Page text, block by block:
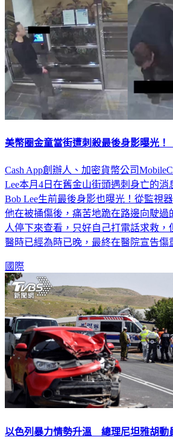
美幣圈金童當街遭刺殺最後身影曝光
Cash App創辦人、加密貨幣公司
Lee本月4日在舊金山街頭遇刺身亡的
Bob Lee生前最後身影也曝光！從監視
他在被捅傷後，痛苦地跪在路邊向駛過
人停下來查看，只好自己打電話求救，
醫時已經為時已晚，最終在醫院宣告傷
國際
以色列暴力情勢升溫 總理尼坦雅胡動